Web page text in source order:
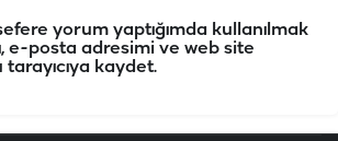
yorum yaptığımda kullanılmak
e-posta adresimi ve web site
kaydet.